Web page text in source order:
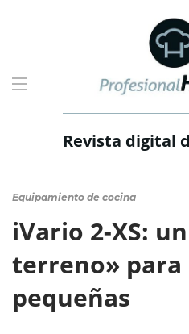
Revista digital
Equipamiento de cocina
iVario 2-XS:
terreno» para
pequeñas